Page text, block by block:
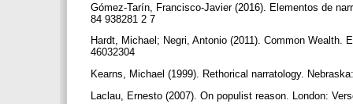
Gómez-Tarín, Francisco-Javier (2016). Elementos de
84 938281 2 7
Hardt, Michael; Negri, Antonio (2011). Common
46032304
Kearns, Michael (1999). Rethorical narratology.
Laclau, Ernesto (2007). On populist reason. London: